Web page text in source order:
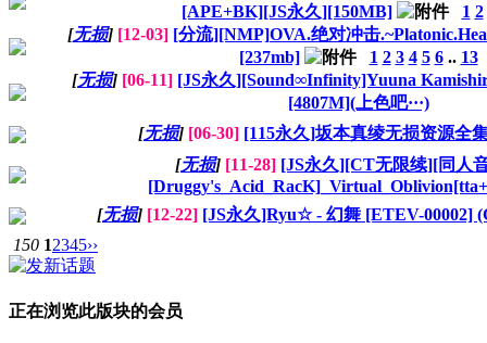
[APE+BK][JS永久][150MB]
1 2
[无损] [12-03] [分流][NMP]OVA.绝对冲击
[237mb]
1 2 3 4 5 6.. 13
[无损] [06-11] [JS永久][Sound∞Infinity]Yuuna
[4807M](上色吧···)
[无损] [06-30] [115永久]坂本真绫无损资源全
[无损] [11-28] [JS永久][CT无限续][同人
[无损] [12-22] [JS永久]Ryu☆ - 幻舞 [ETEV-00002]
150 12345››
正在浏览此版块的会员